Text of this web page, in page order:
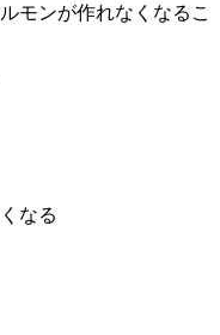
モンが作れなくなるこ
なる